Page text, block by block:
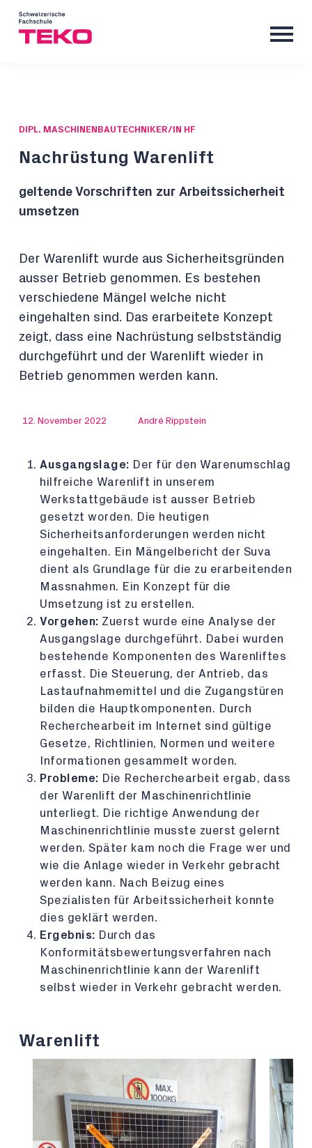
DIPL. MASCHINENBAUTECHNIKER/IN HF
Nachrüstung Warenlift
geltende Vorschriften zur Arbeitssicherheit
umsetzen
Der Warenlift wurde aus Sicherheitsgründen
ausser Betrieb genommen. Es bestehen
verschiedene Mängel welche nicht
eingehalten sind. Das erarbeitete Konzept
zeigt, dass eine Nachrüstung selbstständig
durchgeführt und der Warenlift wieder in
Betrieb genommen werden kann.
12. November 2022 André Rippstein
Ausgangslage: Der für den Warenumschlag
hilfreiche Warenlift in unserem
Werkstattgebäude ist ausser Betrieb
gesetzt worden. Die heutigen
Sicherheitsanforderungen werden nicht
eingehalten. Ein Mängelbericht der Suva
dient als Grundlage für die zu erarbeitenden
Massnahmen. Ein Konzept für die
Umsetzung ist zu erstellen.
Vorgehen: Zuerst wurde eine Analyse der
Ausgangslage durchgeführt. Dabei wurden
bestehende Komponenten des Warenliftes
erfasst. Die Steuerung, der Antrieb, das
Lastaufnahmemittel und die Zugangstüren
bilden die Hauptkomponenten. Durch
Recherchearbeit im Internet sind gültige
Gesetze, Richtlinien, Normen und weitere
Informationen gesammelt worden.
Probleme: Die Recherchearbeit ergab, dass
der Warenlift der Maschinenrichtlinie
unterliegt. Die richtige Anwendung der
Maschinenrichtlinie musste zuerst gelernt
werden. Später kam noch die Frage wer und
wie die Anlage wieder in Verkehr gebracht
werden kann. Nach Beizug eines
Spezialisten für Arbeitssicherheit konnte
dies geklärt werden.
Ergebnis: Durch das
Konformitätsbewertungsverfahren nach
Maschinenrichtlinie kann der Warenlift
selbst wieder in Verkehr gebracht werden.
Warenlift